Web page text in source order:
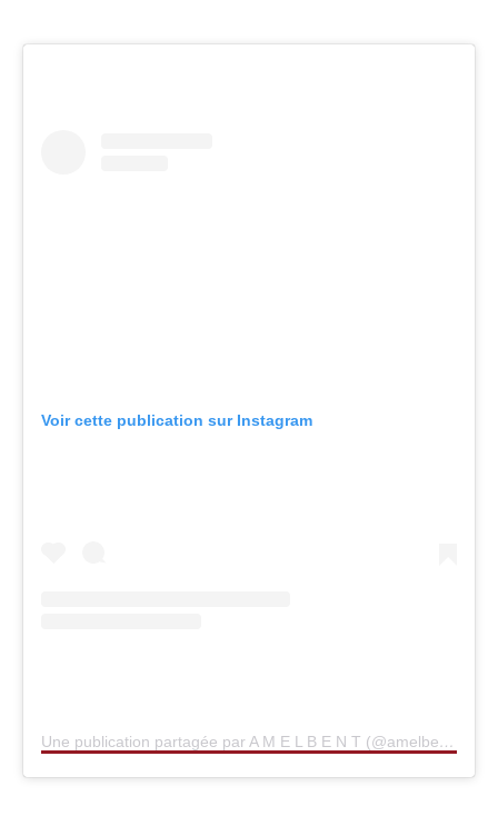
Voir cette publication sur Instagram
Une publication partagée par A M E L B E N T (@amelbent)